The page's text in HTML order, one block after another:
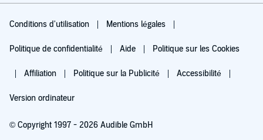
Conditions d'utilisation Mentions légales
Politique de confidentialité Aide Politique sur les Cookies
Affiliation Politique sur la Publicité Accessibilité
Version ordinateur
© Copyright 1997 - 2026 Audible GmbH